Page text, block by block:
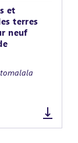
et
terres
neuf